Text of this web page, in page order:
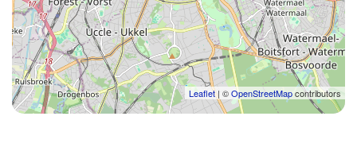
Leaflet| ©OpenStreetMapcontributors